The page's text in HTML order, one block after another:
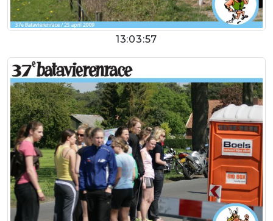
13:03:57